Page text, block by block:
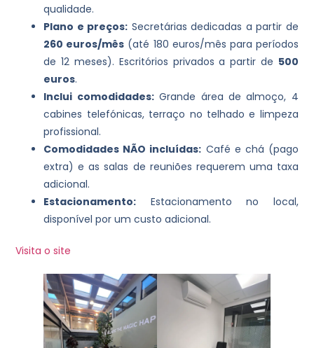
qualidade.
Plano e preços: Secretárias dedicadas a partir de
260 euros/mês (até 180 euros/mês para períodos
de 12 meses). Escritórios privados a partir de 500
euros.
Inclui comodidades:Grande área de almoço, 4
cabines telefónicas, terraço no telhado e limpeza
profissional.
Comodidades NÃO incluídas: Café e chá (pago
extra) e as salas de reuniões requerem uma taxa
adicional.
Estacionamento: Estacionamento no local,
disponível por um custo adicional.
Visita o site